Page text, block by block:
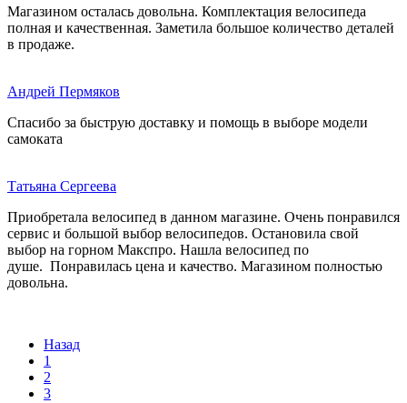
Магазином осталась довольна. Комплектация велосипеда
полная и качественная. Заметила большое количество деталей
в продаже.
Андрей Пермяков
Спасибо за быструю доставку и помощь в выборе модели
самоката
Татьяна Сергеева
Приобретала велосипед в данном магазине. Очень понравился
сервис и большой выбор велосипедов. Остановила свой
выбор на горном Макспро. Нашла велосипед по
душе. Понравилась цена и качество. Магазином полностью
довольна.
Назад
1
2
3